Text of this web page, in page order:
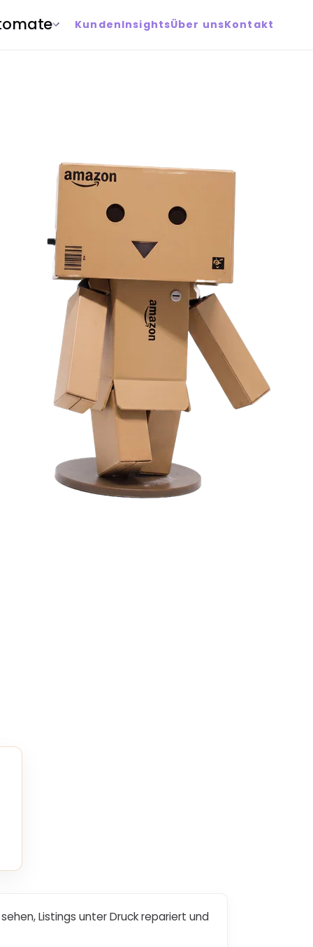
KundenInsightsÜber unsKontakt
Listings unter Druck repariert und